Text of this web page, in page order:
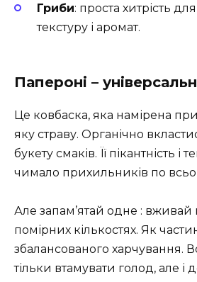
Гриби: проста хитрість
текстуру і аромат.
Папероні –
Це ковбаска, яка намірена
яку страву. Органічно
букету смаків. Її пікантність і
чимало прихильників по
Але запам’ятай одне : вживай
помірних кількостях. Як
збалансованого харчування.
тільки втамувати голод, але і